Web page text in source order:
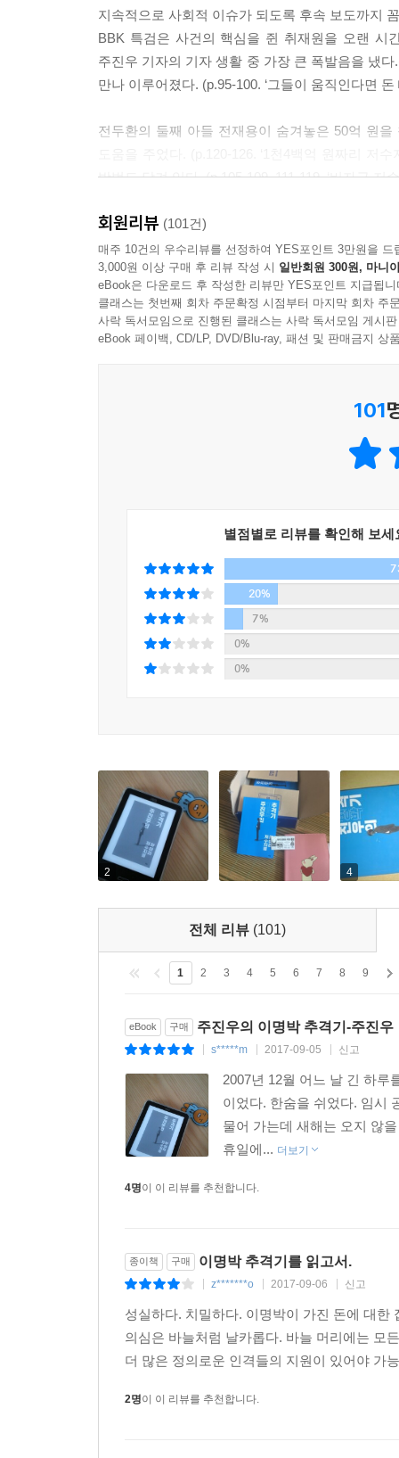
지속적으로 사회적 이슈가 되도록 후속 보도까지
BBK 특검은 사건의 핵심을 쥔 취재원을 오랜 시
주진우 기자의 기자 생활 중 가장 큰 폭발음을 냈
만나 이루어졌다. (p.95-100. ‘그들이 움직인다면 돈
전두환의 둘째 아들 전재용이 숨겨놓은 50억 원
방법도 담겨 있다. (p.105-109, 111-119. ‘비자금 저
이명박이 돈을 ‘해드시는’ 방법과 그 돈을 감추는
이명박이나 그 일당이 주물럭거린 나랏돈은 캐
어떻게 숨겨졌는지 밝힌다. 또 그 일에 가담한 자들
부동산 편
○ 개발 예정지 땅을 사두었다가 시장 혹은 대통령
○ 대통령이 되기 전 대기업들에게는 공구를 다
저수지 목격자, 앤서니’)
자원외교 편
회사를 만들거나 인수한다. 그 회사에 돈벼락이
원하는 수치가 기재된 보고서를 얻는다. 외교부
한다. 땅을 판다. 원유?다이아몬드가 안 나온다.
그 돈들이 캐나다를 거친다. 캐나다를 주목해야
한 프로젝트에 투입된 사람들 중 윗대가리들은
탄탄대로다. 반대로 하위직에서 실무를 책임진 사
조폭 스타일’, ‘농협에서 생긴 일’, ‘당당한 농협 마
정보를 얻어내는 법
지성이면 감천, 정성을 다한다
_이명박 비자금 저수지 목격자, 앤서니
주진우 기자는 어떻게 앤서니를 1백 번 만났을까
‘그 자’를 잡을 수 없다면 우선 가장 가까운 사람
원세훈은 퇴임 후 여러 소송에 얽혀 여러 곳에 불
받아주지도 않으니까. 원세훈의 부인은 원세훈이
다들 알고 있다. 강한 부정은 긍정이라는 것을. (p.
정의감이 살아 있는 분들을 평소에 챙긴다. 평소
중요한 정보에 접근이 가능해진다. (p. 114, 125,
정보를 확인하는 법
_크로스체크, 그리고 결정적인 정보는 본인들이
국정원?검찰 통해 “나대지 말라”는 주의를 듣는다
회원리뷰 (101건)
매주 10건의 우수리뷰를 선정하여 YES포인트 3만원을 드
3,000원 이상 구매 후 리뷰 작성 시 일반회원 300원, 마니
eBook은 다운로드 후 작성한 리뷰만 YES포인트 지급됩니
클래스는 첫번째 회차 주문확정 시점부터 마지막 회차 주
사락 독서모임으로 진행된 클래스는 사락 독서모임 게시
eBook 페이백, CD/LP, DVD/Blu-ray, 패션 및 판매금지 상
101
별점별로 리뷰를 확인해 보세
20%
7%
0%
0%
2 4
전체 리뷰 (101)
1 2 3 4 5 6 7 8 9
eBook 구매 주진우의 이명박 추격기-주진우
s*****m 2017-09-05 신고
2007년 12월 어느 날 긴 하루
이었다. 한숨을 쉬었다. 임시
물어 가는데 새해는 오지 않
휴일에... 더보기
4명이 이 리뷰를 추천합니다.
종이책 구매 이명박 추격기를 읽고서.
z*******o 2017-09-06 신고
성실하다. 치밀하다. 이명박이 가진 돈에 대
의심은 바늘처럼 날카롭다. 바늘 머리에는 모
더 많은 정의로운 인격들의 지원이 있어야 가
2명이 이 리뷰를 추천합니다.